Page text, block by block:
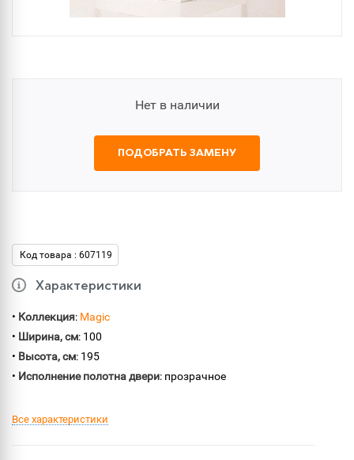
Нет в наличии
ПОДОБРАТЬ ЗАМЕНУ
Код товара : 607119
Характеристики
• Коллекция: Magic
• Ширина, см: 100
• Высота, см: 195
• Исполнение полотна двери: прозрачное
Все характеристики